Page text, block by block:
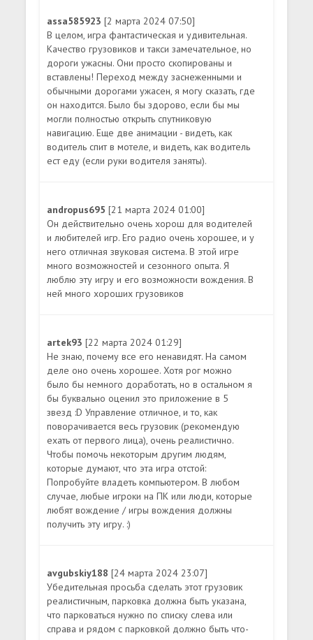
assa585923[2 марта 2024 07:50]
В целом, игра фантастическая и удивительная.
Качество грузовиков и такси замечательное, но
дороги ужасны. Они просто скопированы и
вставлены! Переход между заснеженными и
обычными дорогами ужасен, я могу сказать, где
он находится. Было бы здорово, если бы мы
могли полностью открыть спутниковую
навигацию. Еще две анимации - видеть, как
водитель спит в мотеле, и видеть, как водитель
ест еду (если руки водителя заняты).
andropus695[21 марта 2024 01:00]
Он действительно очень хорош для водителей
и любителей игр. Его радио очень хорошее, и у
него отличная звуковая система. В этой игре
много возможностей и сезонного опыта. Я
люблю эту игру и его возможности вождения. В
ней много хороших грузовиков
artek93[22 марта 2024 01:29]
Не знаю, почему все его ненавидят. На самом
деле оно очень хорошее. Хотя рог можно
было бы немного доработать, но в остальном я
бы буквально оценил это приложение в 5
звезд :D Управление отличное, и то, как
поворачивается весь грузовик (рекомендую
ехать от первого лица), очень реалистично.
Чтобы помочь некоторым другим людям,
которые думают, что эта игра отстой:
Попробуйте владеть компьютером. В любом
случае, любые игроки на ПК или люди, которые
любят вождение / игры вождения должны
получить эту игру. :)
avgubskiy188[24 марта 2024 23:07]
Убедительная просьба сделать этот грузовик
реалистичным, парковка должна быть указана,
что парковаться нужно по списку слева или
справа и рядом с парковкой должно быть что-